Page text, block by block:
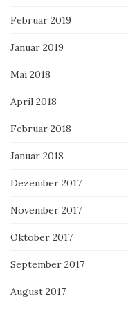
Februar 2019
Januar 2019
Mai 2018
April 2018
Februar 2018
Januar 2018
Dezember 2017
November 2017
Oktober 2017
September 2017
August 2017